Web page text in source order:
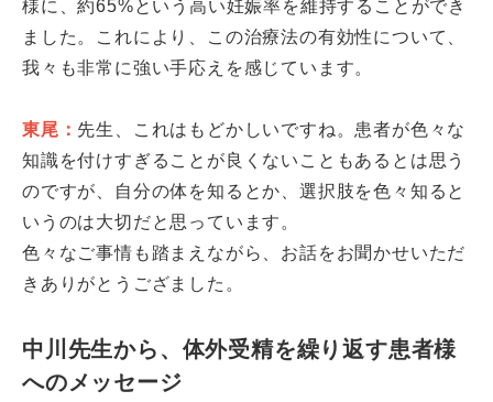
様に、約65%という高い妊娠率を維持することができ
ました。これにより、この治療法の有効性について、
我々も非常に強い手応えを感じています。
東尾： 先生、これはもどかしいですね。患者が色々な
知識を付けすぎることが良くないこともあるとは思う
のですが、自分の体を知るとか、選択肢を色々知ると
いうのは大切だと思っています。
色々なご事情も踏まえながら、お話をお聞かせいただ
きありがとうござました。
中川先生から、体外受精を繰り返す患者様
へのメッセージ